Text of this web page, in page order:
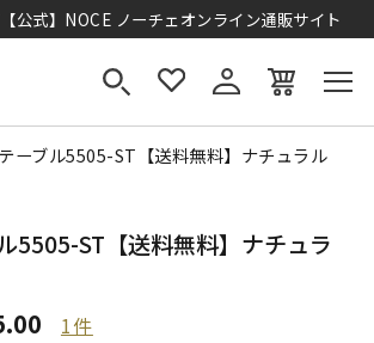
公式】NOCE ノーチェオンライン通販サイト
ーブル5505-ST【送料無料】ナチュラル
5505-ST【送料無料】ナチュラ
1件